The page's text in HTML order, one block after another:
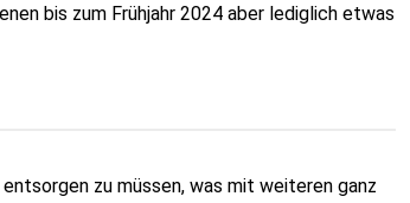
bis zum Frühjahr 2024 aber lediglich etwas
zu müssen, was mit weiteren ganz